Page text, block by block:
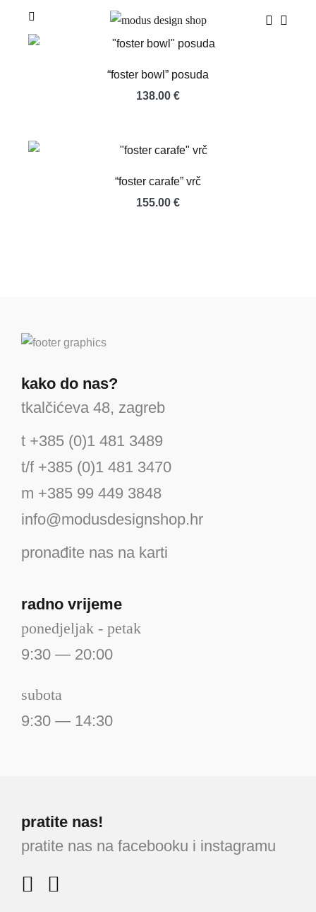
content
Menu
Toggle
“foster bowl” posuda
138.00 €
“foster carafe” vrč
155.00 €
kako do nas?
tkalčićeva 48, zagreb
t +385 (0)1 481 3489
t/f +385 (0)1 481 3470
m +385 99 449 3848
info@modusdesignshop.hr
pronađite nas na karti
radno vrijeme
ponedjeljak - petak
9:30 — 20:00
subota
9:30 — 14:30
pratite nas!
pratite nas na facebooku i instagramu